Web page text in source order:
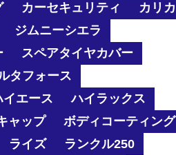
カーセキュリティ
カリカ
ジムニーシエラ
スペアタイヤカバー
タフォース
イエース
ハイラックス
ャップ
ボディコーティング
ライズ
ランクル250